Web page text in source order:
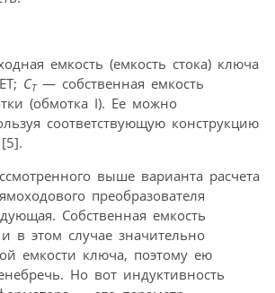
емкость (емкость стока) ключа
CT— собственная емкость
(обмотка I). Ее можно
соответствующую конструкцию
выше варианта расчета
преобразователя
Собственная емкость
в этом случае значительно
емкости ключа, поэтому ею
Но вот индуктивность